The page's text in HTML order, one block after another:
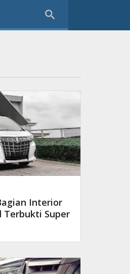
search
Interior
Terbukti Super